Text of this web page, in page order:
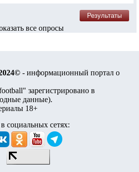
все опросы
- информационный портал о
зарегистрировано в
данные).
18+
социальных сетях: